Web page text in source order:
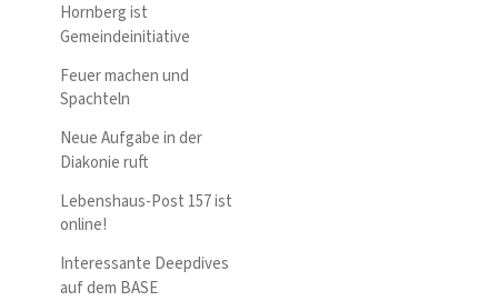
Hornberg ist
Gemeindeinitiative
Feuer machen und
Spachteln
Neue Aufgabe in der
Diakonie ruft
Lebenshaus-Post 157 ist
online!
Interessante Deepdives
auf dem BASE